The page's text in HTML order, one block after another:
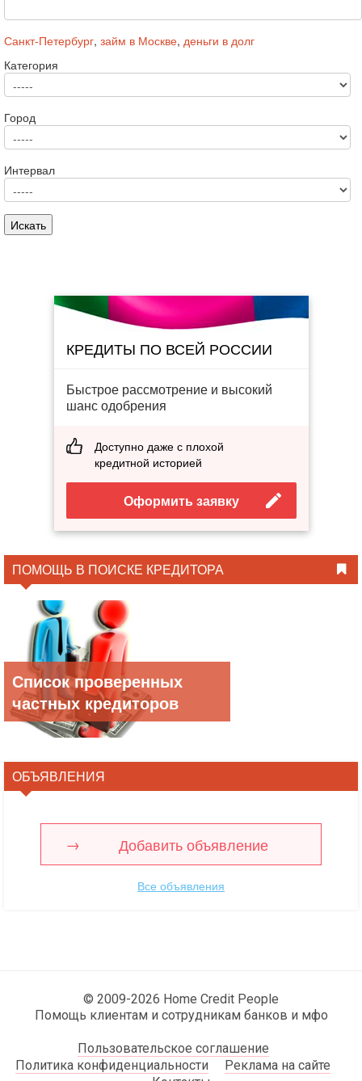
Санкт-Петербург, займ в Москве, деньги в долг
Категория
Город
Интервал
КРЕДИТЫ ПО ВСЕЙ РОССИИ
Быстрое рассмотрение и высокий
шанс одобрения
Доступно даже с плохой
кредитной историей
Оформить заявку
ПОМОЩЬ В ПОИСКЕ КРЕДИТОРА
Список проверенных
частных кредиторов
ОБЪЯВЛЕНИЯ
Добавить объявление
Все объявления
© 2009-2026 Home Credit People
Помощь клиентам и сотрудникам банков и мфо
Пользовательское соглашение
Политика конфиденциальности
Реклама на сайте